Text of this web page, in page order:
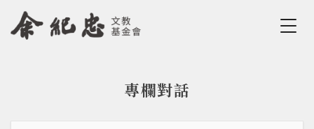
Jump to Navigation
Jump to Main content
專欄對話